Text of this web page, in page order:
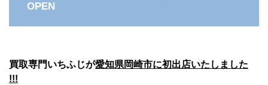
OPEN
買取専門いちふじが愛知県岡崎市に初出店いたしました
!!!